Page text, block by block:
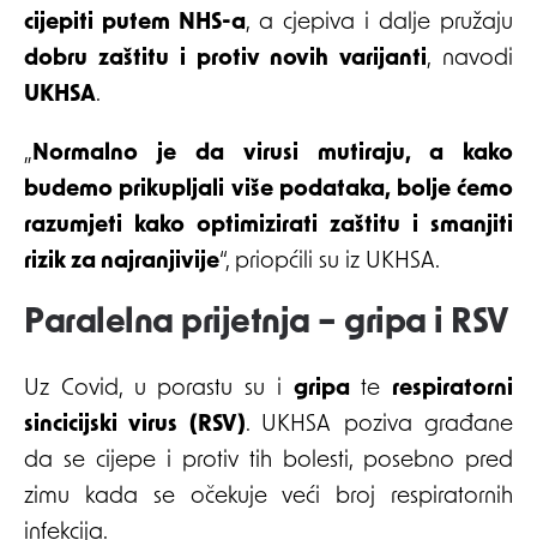
cijepiti putem NHS-a, a cjepiva i dalje pružaju
dobru zaštitu i protiv novih varijanti, navodi
UKHSA.
„ Normalno je da virusi mutiraju, a kako
budemo prikupljali više podataka, bolje ćemo
razumjeti kako optimizirati zaštitu i smanjiti
rizik za najranjivije“, priopćili su iz UKHSA.
Paralelna prijetnja – gripa i RSV
Uz Covid, u porastu su i gripate respiratorni
sincicijski virus (RSV). UKHSA poziva građane
da se cijepe i protiv tih bolesti, posebno pred
zimu kada se očekuje veći broj respiratornih
infekcija.